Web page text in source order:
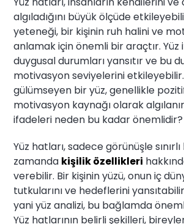
algıladığını büyük ölçüde
yeteneği, bir kişinin ruh halini ve
anlamak için önemli bir araçtır. Yüz
duygusal durumları yansıtır ve bu
motivasyon seviyelerini
gülümseyen bir yüz, genellikle
motivasyon kaynağı olarak
ifadeleri neden bu kadar önemlidir?
Yüz hatları, sadece görünüşle
zamanda kişilik özellikleri
verebilir. Bir kişinin yüzü, onun iç
tutkularını ve hedeflerini
yani yüz analizi, bu bağlamda
Yüz hatlarının belirli şekilleri,